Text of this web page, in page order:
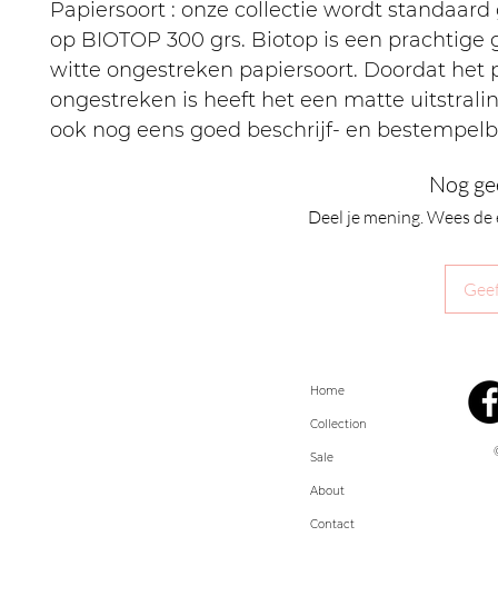
Papiersoort : onze collectie wordt
op BIOTOP 300 grs. Biotop is een prachtige
witte ongestreken papiersoort. Doordat het
ongestreken is heeft het een matte
ook nog eens goed beschrijf- en
Nog
Deel je mening. Wees
Home
Collection
Sale
About
Contact